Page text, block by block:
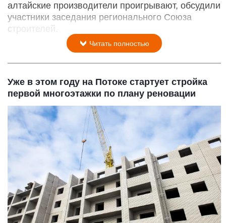
алтайские производители проигрывают, обсудили
участники заседания регионального Союза
строителей.
Читать полностью
Уже в этом году на Потоке стартует стройка
первой многоэтажки по плану реновации